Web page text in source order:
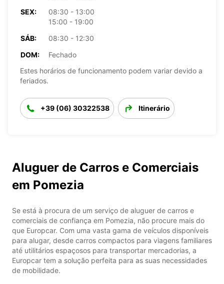
SEX:
08:30 - 13:00
15:00 - 19:00
SÁB:
08:30 - 12:30
DOM:
Fechado
Estes horários de funcionamento podem variar devido a
feriados.
+39 (06) 30322538 Itinerário
Aluguer de Carros e Comerciais
em Pomezia
Se está à procura de um serviço de aluguer de carros e
comerciais de confiança em Pomezia, não procure mais do
que Europcar. Com uma vasta gama de veículos disponíveis
para alugar, desde carros compactos para viagens familiares
até utilitários espaçosos para transportar mercadorias, a
Europcar tem a solução perfeita para as suas necessidades
de mobilidade.